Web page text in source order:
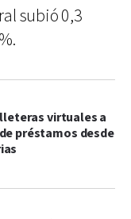
subió 0,3
virtuales a
préstamos desde